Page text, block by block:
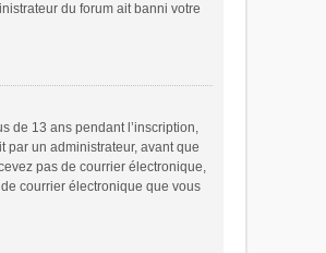
du forum ait banni votre
de 13 ans pendant l’inscription,
par un administrateur, avant que
pas de courrier électronique,
courrier électronique que vous